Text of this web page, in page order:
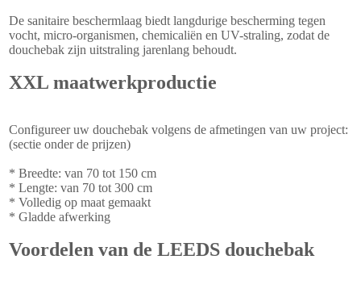
De sanitaire beschermlaag biedt langdurige bescherming tegen
vocht, micro-organismen, chemicaliën en UV-straling, zodat de
douchebak zijn uitstraling jarenlang behoudt.
XXL maatwerkproductie
Configureer uw douchebak volgens de afmetingen van uw project:
(sectie onder de prijzen)
* Breedte: van 70 tot 150 cm
* Lengte: van 70 tot 300 cm
* Volledig op maat gemaakt
* Gladde afwerking
Voordelen van de LEEDS douchebak